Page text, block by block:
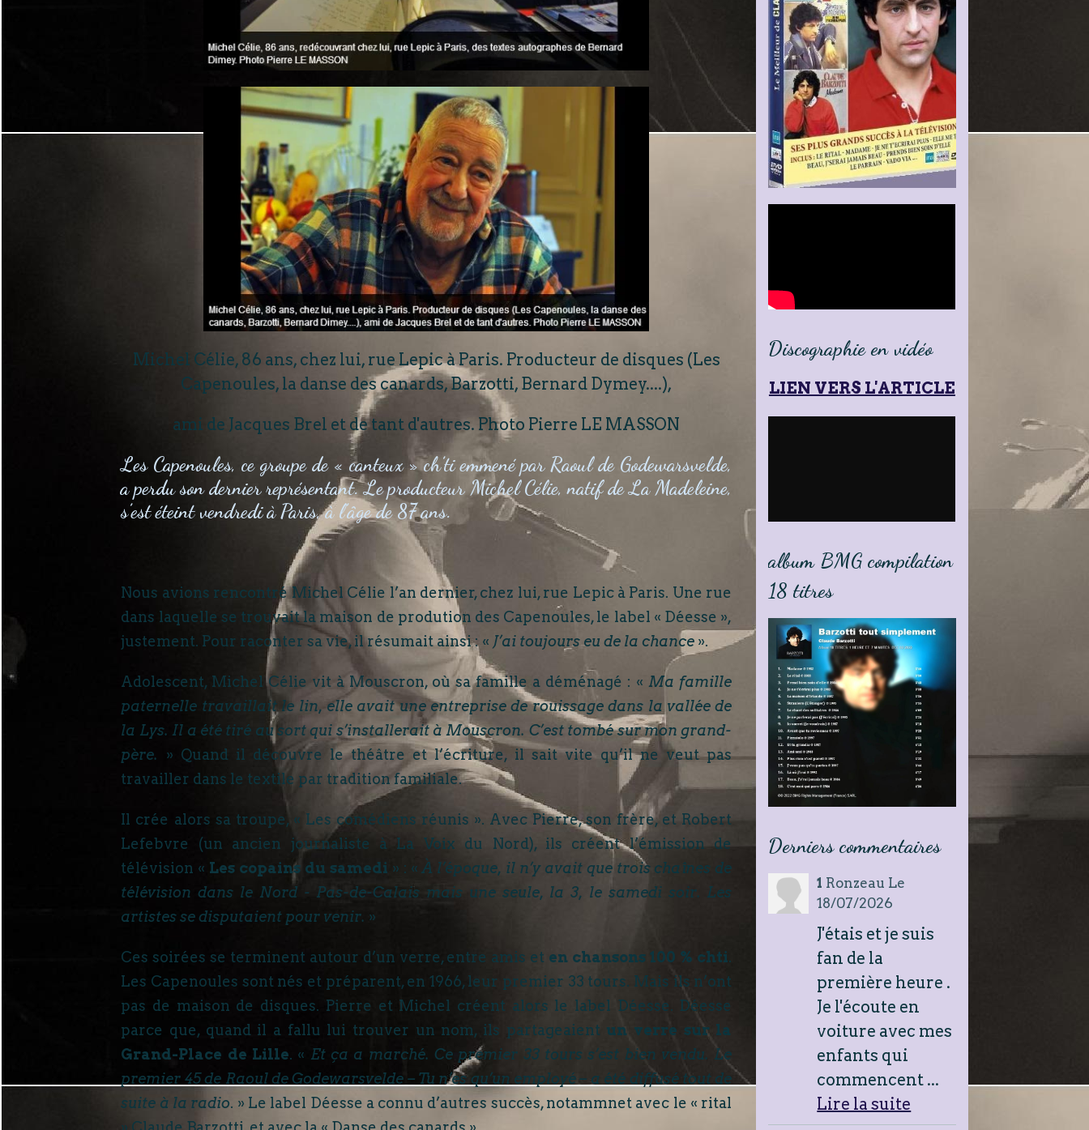
Michel Célie, 86 ans, chez lui, rue Lepic à Paris. Producteur de disques (Les
Capenoules, la danse des canards, Barzotti, Bernard Dymey....),
ami de Jacques Brel et de tant d'autres. Photo Pierre LE MASSON
Les Capenoules, ce groupe de « canteux » ch’ti emmené par Raoul de Godewarsvelde,
a perdu son dernier représentant. Le producteur Michel Célie, natif de La Madeleine,
s’est éteint vendredi à Paris, à l’âge de 87 ans.
Nous avions rencontré Michel Célie l’an dernier, chez lui, rue Lepic à Paris. Une rue
dans laquelle se trouvait la maison de prodution des Capenoules, le label « Déesse »,
justement. Pour raconter sa vie, il résumait ainsi : « J’ai toujours eu de la chance ».
Adolescent, Michel Célie vit à Mouscron, où sa famille a déménagé : «Ma famille
paternelle travaillait le lin, elle avait une entreprise de rouissage dans la vallée de
la Lys. Il a été tiré au sort qui s’installerait à Mouscron. C’est tombé sur mon grand-
père. » Quand il découvre le théâtre et l’écriture, il sait vite qu’il ne veut pas
travailler dans le textile par tradition familiale.
Il crée alors sa troupe, « Les comédiens réunis ». Avec Pierre, son frère, et Robert
Lefebvre (un ancien journaliste à La Voix du Nord), ils créent l’émission de
télévision « Les copains du samedi » : «À l’époque, il n’y avait que trois chaînes de
télévision dans le Nord - Pas-de-Calais mais une seule, la 3, le samedi soir. Les
artistes se disputaient pour venir. »
Ces soirées se terminent autour d’un verre, entre amis et en chansons 100 % chti.
Les Capenoules sont nés et préparent, en 1966, leur premier 33 tours. Mais ils n’ont
pas de maison de disques. Pierre et Michel créent alors le label Déesse. Déesse
parce que, quand il a fallu lui trouver un nom, ils partageaient un verre sur la
Grand-Place de Lille. « Et ça a marché. Ce premier 33 tours s’est bien vendu. Le
premier 45 de Raoul de Godewarsvelde – Tu n’es qu’un employé – a été diffusé tout de
suite à la radio. » Le label Déesse a connu d’autres succès, notammnet avec le « rital
Discographie en vidéo
LIEN VERS L'ARTICLE
album BMG compilation
18 titres
Derniers commentaires
1 Ronzeau Le
18/07/2026
J'étais et je suis
fan de la
première heure .
Je l'écoute en
voiture avec mes
enfants qui
commencent ...
Lire la suite